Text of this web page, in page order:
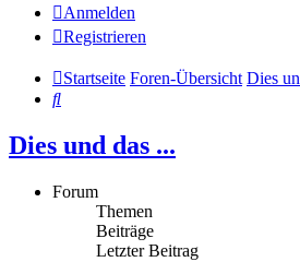
Anmelden
Registrieren
Startseite Foren-Übersicht Dies
Suche
Dies und das ...
Forum
Themen
Beiträge
Letzter Beitrag